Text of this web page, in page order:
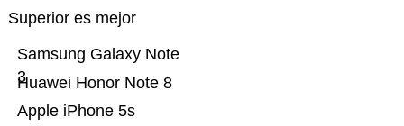
Superior es mejor
Apple iPhone 5s
Huawei Honor Note 8
Samsung Galaxy Note
3